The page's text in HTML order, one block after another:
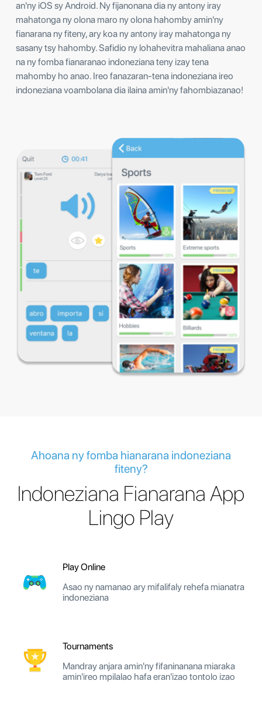
an'ny iOS sy Android. Ny fijanonana dia ny antony iray
mahatonga ny olona maro ny olona hahomby amin'ny
fianarana ny fiteny, ary koa ny antony iray mahatonga ny
sasany tsy hahomby. Safidio ny lohahevitra mahaliana anao
na ny fomba fianaranao indoneziana teny izay tena
mahomby ho anao. Ireo fanazaran-tena indoneziana ireo
indoneziana voambolana dia ilaina amin'ny fahombiazanao!
Ahoana ny fomba hianarana indoneziana
fiteny?
Indoneziana Fianarana App
Lingo Play
Play Online
Asao ny namanao ary mifalifaly rehefa mianatra
indoneziana
Tournaments
Mandray anjara amin'ny fifaninanana miaraka
amin'ireo mpilalao hafa eran'izao tontolo izao